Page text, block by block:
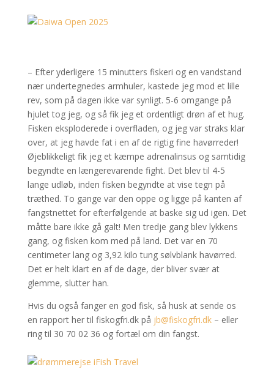
– Efter yderligere 15 minutters fiskeri og en vandstand
nær undertegnedes armhuler, kastede jeg mod et lille
rev, som på dagen ikke var synligt. 5-6 omgange på
hjulet tog jeg, og så fik jeg et ordentligt drøn af et hug.
Fisken eksploderede i overfladen, og jeg var straks klar
over, at jeg havde fat i en af de rigtig fine havørreder!
Øjeblikkeligt fik jeg et kæmpe adrenalinsus og samtidig
begyndte en længerevarende fight. Det blev til 4-5
lange udløb, inden fisken begyndte at vise tegn på
træthed. To gange var den oppe og ligge på kanten af
fangstnettet for efterfølgende at baske sig ud igen. Det
måtte bare ikke gå galt! Men tredje gang blev lykkens
gang, og fisken kom med på land. Det var en 70
centimeter lang og 3,92 kilo tung sølvblank havørred.
Det er helt klart en af de dage, der bliver svær at
glemme, slutter han.
Hvis du også fanger en god fisk, så husk at sende os
en rapport her til fiskogfri.dk på jb@fiskogfri.dk– eller
ring til 30 70 02 36 og fortæl om din fangst.